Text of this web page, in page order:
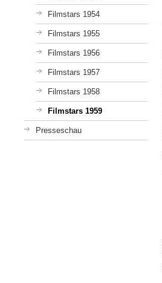
Filmstars 1954
Filmstars 1955
Filmstars 1956
Filmstars 1957
Filmstars 1958
Filmstars 1959
Presseschau